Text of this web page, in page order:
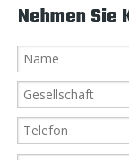
Nehmen